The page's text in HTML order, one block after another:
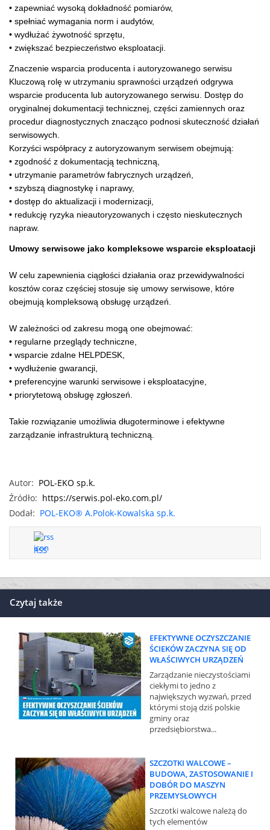
• zapewniać wysoką dokładność pomiarów,
• spełniać wymagania norm i audytów,
• wydłużać żywotność sprzętu,
• zwiększać bezpieczeństwo eksploatacji.
Znaczenie wsparcia producenta i autoryzowanego serwisu
Kluczową rolę w utrzymaniu sprawności urządzeń odgrywa
wsparcie producenta lub autoryzowanego serwisu. Dostęp do
oryginalnej dokumentacji technicznej, części zamiennych oraz
procedur diagnostycznych znacząco podnosi skuteczność działań
serwisowych.
Korzyści współpracy z autoryzowanym serwisem obejmują:
• zgodność z dokumentacją techniczną,
• utrzymanie parametrów fabrycznych urządzeń,
• szybszą diagnostykę i naprawy,
• dostęp do aktualizacji i modernizacji,
• redukcję ryzyka nieautoryzowanych i często nieskutecznych
napraw.
Umowy serwisowe jako kompleksowe wsparcie eksploatacji
W celu zapewnienia ciągłości działania oraz przewidywalności
kosztów coraz częściej stosuje się umowy serwisowe, które
obejmują kompleksową obsługę urządzeń.
W zależności od zakresu mogą one obejmować:
• regularne przeglądy techniczne,
• wsparcie zdalne HELPDESK,
• wydłużenie gwarancji,
• preferencyjne warunki serwisowe i eksploatacyjne,
• priorytetową obsługę zgłoszeń.
Takie rozwiązanie umożliwia długoterminowe i efektywne
zarządzanie infrastrukturą techniczną.
Autor: POL-EKO sp.k.
Źródło: https://serwis.pol-eko.com.pl/
Dodał: POL-EKO® A.Polok-Kowalska sp.k.
RSS
Czytaj także
EFEKTYWNE OCZYSZCZANIE
ŚCIEKÓW ZACZYNA SIĘ OD
WŁAŚCIWYCH URZĄDZEŃ
Zarządzanie nieczystościami
ciekłymi to jedno z
największych wyzwań, przed
którymi stoją dziś polskie
gminy oraz
przedsiębiorstwa...
SZCZOTKI WALCOWE –
BUDOWA, ZASTOSOWANIE I
DOBÓR DO MASZYN
PRZEMYSŁOWYCH
Szczotki walcowe należą do
tych elementów